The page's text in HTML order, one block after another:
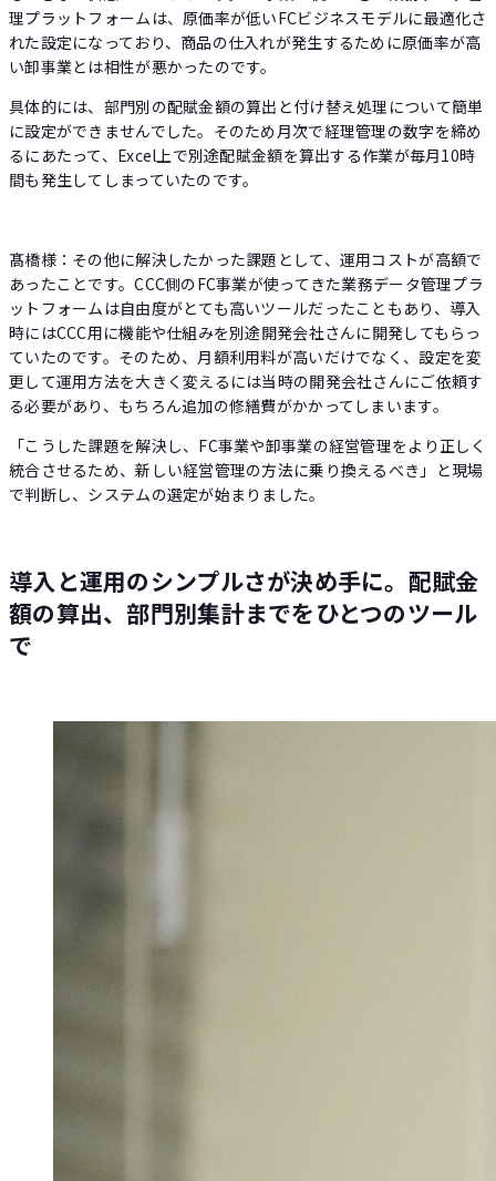
理プラットフォームは、原価率が低いFCビジネスモデルに最適化さ
れた設定になっており、商品の仕入れが発生するために原価率が高
い卸事業とは相性が悪かったのです。
具体的には、部門別の配賦金額の算出と付け替え処理について簡単
に設定ができませんでした。そのため月次で経理管理の数字を締め
るにあたって、Excel上で別途配賦金額を算出する作業が毎月10時
間も発生してしまっていたのです。
髙橋様：その他に解決したかった課題として、運用コストが高額で
あったことです。CCC側のFC事業が使ってきた業務データ管理プラ
ットフォームは自由度がとても高いツールだったこともあり、導入
時にはCCC用に機能や仕組みを別途開発会社さんに開発してもらっ
ていたのです。そのため、月額利用料が高いだけでなく、設定を変
更して運用方法を大きく変えるには当時の開発会社さんにご依頼す
る必要があり、もちろん追加の修繕費がかかってしまいます。
「こうした課題を解決し、FC事業や卸事業の経営管理をより正しく
統合させるため、新しい経営管理の方法に乗り換えるべき」と現場
で判断し、システムの選定が始まりました。
導入と運用のシンプルさが決め手に。配賦金
額の算出、部門別集計までをひとつのツール
で